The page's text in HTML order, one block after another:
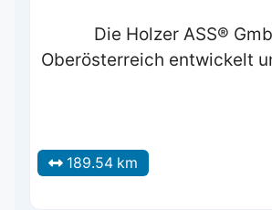
Die Holzer ASS®
Oberösterreich entwickelt
189.54 km